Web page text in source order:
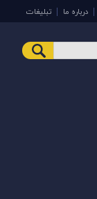
درباره ما تبلیغات